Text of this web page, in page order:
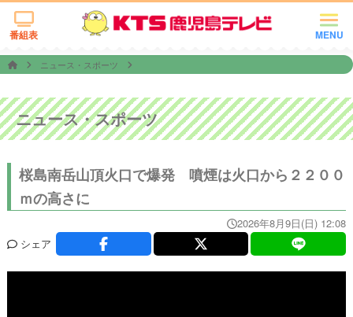
MENU
番組表
ニュース・スポーツ
ニュース・スポーツ
桜島南岳山頂火口で爆発 噴煙は火口から２２００
ｍの高さに
2026年8月9日(日) 12:08
シェア